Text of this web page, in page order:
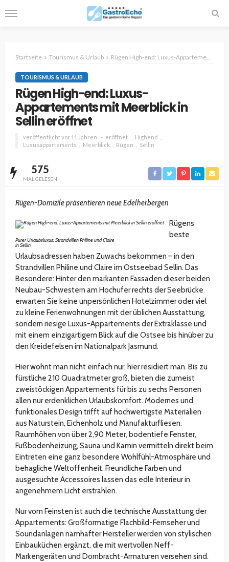
Startseite Tourismus & Urlaub Rügen High-end: Luxus-Appartements mit Meerblick in Sellin eröffnet
TOURISMUS & URLAUB
Rügen High-end: Luxus-
Appartements mit Meerblick in
Sellin eröffnet
veröffentlicht vor 11 Jahren eröffnet.
Highend
Luxusappartements
Meerblick Rügen Sellin
575
MAL GELESEN
Rügen-Domizile präsentieren neue Edelherbergen
Purer Urlaubsluxus: Strandvillen Philine und Claire
in Sellin
Rügens
beste
Urlaubsadressen haben Zuwachs bekommen – in den
Strandvillen Philine und Claire im Ostseebad Sellin. Das
Besondere: Hinter den markanten Fassaden dieser beiden
Neubau-Schwestern am Hochufer rechts der Seebrücke
erwarten Sie keine unpersönlichen Hotelzimmer oder viel
zu kleine Ferienwohnungen mit der üblichen Ausstattung,
sondern riesige Luxus-Appartements der Extraklasse und
mit einem einzigartigem Blick auf die Ostsee bis hinüber zu
den Kreidefelsen im Nationalpark Jasmund.
Hier wohnt man nicht einfach nur, hier residiert man. Bis zu
fürstliche 210 Quadratmeter groß, bieten die zumeist
zweistöckigen Appartements für bis zu sechs Personen
allen nur erdenklichen Urlaubskomfort. Modernes und
funktionales Design trifft auf hochwertigste Materialien
aus Naturstein, Eichenholz und Manufakturfliesen.
Raumhöhen von über 2,90 Meter, bodentiefe Fenster,
Fußbodenheizung, Sauna und Kamin vermitteln direkt beim
Eintreten eine ganz besondere Wohlfühl-Atmosphäre und
behagliche Weltoffenheit. Freundliche Farben und
ausgesuchte Accessoires lassen das edle Interieur in
angenehmem Licht erstrahlen.
Nur vom Feinsten ist auch die technische Ausstattung der
Appartements: Großformatige Flachbild-Fernseher und
Soundanlagen namhafter Hersteller werden von stylischen
Einbauküchen ergänzt, die mit wertvollen Neff-
Markengeräten und Dornbracht-Armaturen versehen sind.